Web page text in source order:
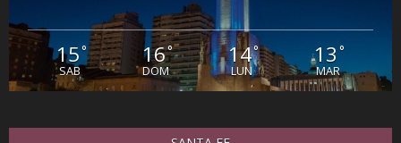
15°
SAB
16°
DOM
14°
LUN
13 °
MAR